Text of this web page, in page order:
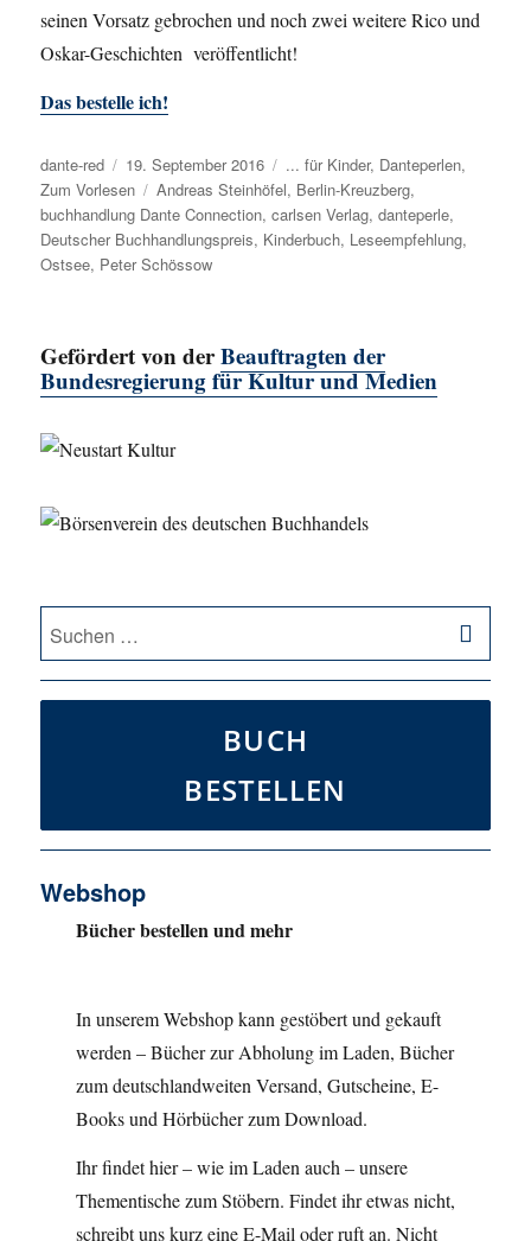
seinen Vorsatz gebrochen und noch zwei weitere Rico und
Oskar-Geschichten veröffentlicht!
Das bestelle ich!
Autor
dante-red
Veröffentlicht
am
19. September 2016 Kategorien
... für Kinder, Danteperlen,
Zum Vorlesen
Schlagwörter
Andreas Steinhöfel, Berlin-Kreuzberg,
buchhandlung Dante Connection,carlsen Verlag,danteperle,
Deutscher Buchhandlungspreis, Kinderbuch, Leseempfehlung,
Ostsee, Peter Schössow
Gefördert von derBeauftragten der
Bundesregierung für Kultur und Medien
Suche
nach:
BUCH
BESTELLEN
Webshop
Bücher bestellen und mehr
In unserem Webshop kann gestöbert und gekauft
werden – Bücher zur Abholung im Laden, Bücher
zum deutschlandweiten Versand, Gutscheine, E-
Books und Hörbücher zum Download.
Ihr findet hier – wie im Laden auch – unsere
Thementische zum Stöbern. Findet ihr etwas nicht,
schreibt uns kurz eine E-Mail oder ruft an. Nicht